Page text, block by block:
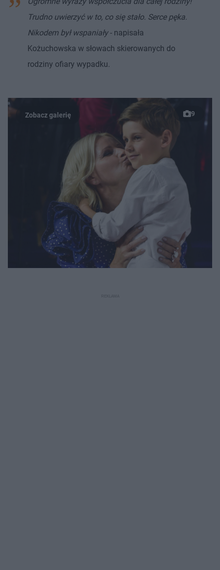
Trudno uwierzyć w to, co się stało. Serce pęka.
Nikodem był wspaniały- napisała
Kożuchowska w słowach skierowanych do
rodziny ofiary wypadku.
9